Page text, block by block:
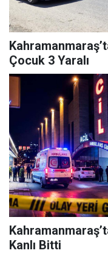
Çocuk 3 Yaralı
Kanlı Bitti